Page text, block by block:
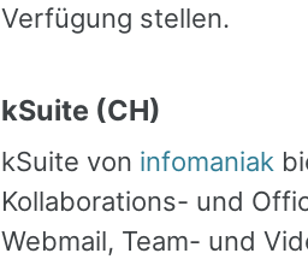
Verfügung stellen.
kSuite (CH)
kSuite von infomaniak
Kollaborations- und
Webmail, Team- und